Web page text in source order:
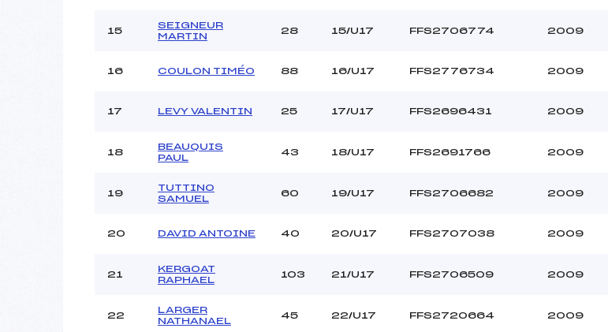
15
SEIGNEUR
MARTIN
28 15/U17 FFS2706774 2009
16 COULON TIMÉO 88 16/U17 FFS2776734 2009
17 LEVY VALENTIN 25 17/U17 FFS2696431 2009
18
BEAUQUIS
PAUL
43 18/U17 FFS2691766 2009
19
TUTTINO
SAMUEL
60 19/U17 FFS2706682 2009
20 DAVID ANTOINE 40 20/U17 FFS2707038 2009
21
KERGOAT
RAPHAEL
103 21/U17 FFS2706509 2009
22
LARGER
NATHANAEL
45 22/U17 FFS2720664 2009